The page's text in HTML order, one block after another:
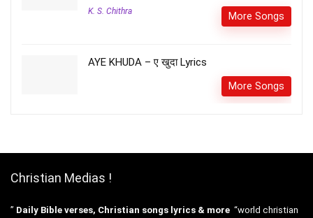
K. S. Chithra More Songs
AYE KHUDA – ए खुदा Lyrics
More Songs
Christian Medias !
” Daily Bible verses, Christian songs lyrics & more “world christian